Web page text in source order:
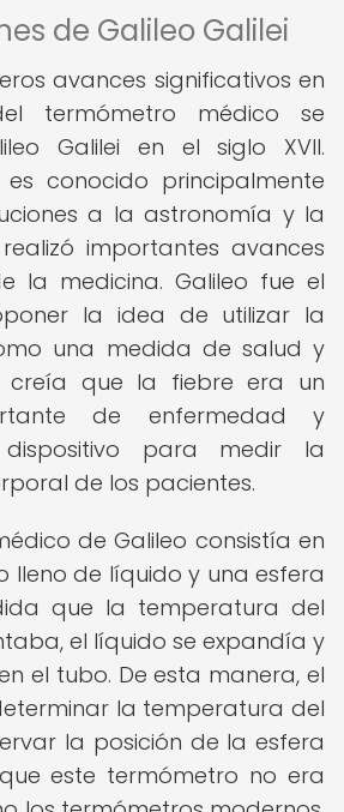
de Galileo Galilei
avances significativos en
termómetro médico se
Galilei en el siglo XVII.
es conocido principalmente
a la astronomía y la
importantes avances
la medicina. Galileo fue el
la idea de utilizar la
una medida de salud y
creía que la fiebre era un
de enfermedad y
para medir la
de los pacientes.
de Galileo consistía en
lleno de líquido y una esfera
que la temperatura del
el líquido se expandía y
el tubo. De esta manera, el
la temperatura del
la posición de la esfera
este termómetro no era